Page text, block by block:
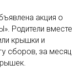
акция о
Родители вместе
крышки и
сборов, за месяц